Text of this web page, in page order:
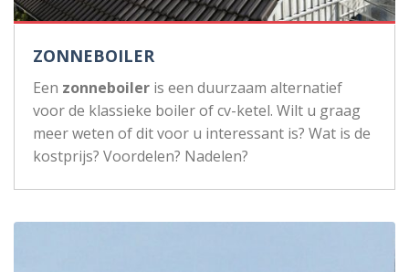
ZONNEBOILER
Een zonneboiler is een duurzaam alternatief
voor de klassieke boiler of cv-ketel. Wilt u graag
meer weten of dit voor u interessant is? Wat is de
kostprijs? Voordelen? Nadelen?